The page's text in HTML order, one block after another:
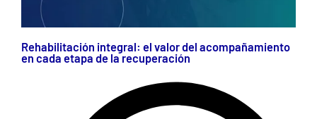
Rehabilitación integral: el valor del acompañamiento
en cada etapa de la recuperación